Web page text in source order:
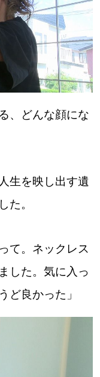
、どんな顔にな
生を映し出す遺
た。
て。ネックレス
した。気に入っ
ど良かった」